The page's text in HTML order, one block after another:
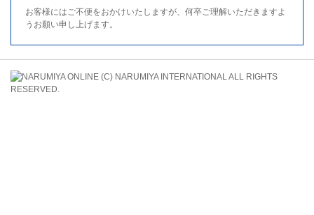
お客様にはご不便をおかけいたしますが、何卒ご理解いただきますよ
うお願い申し上げます。